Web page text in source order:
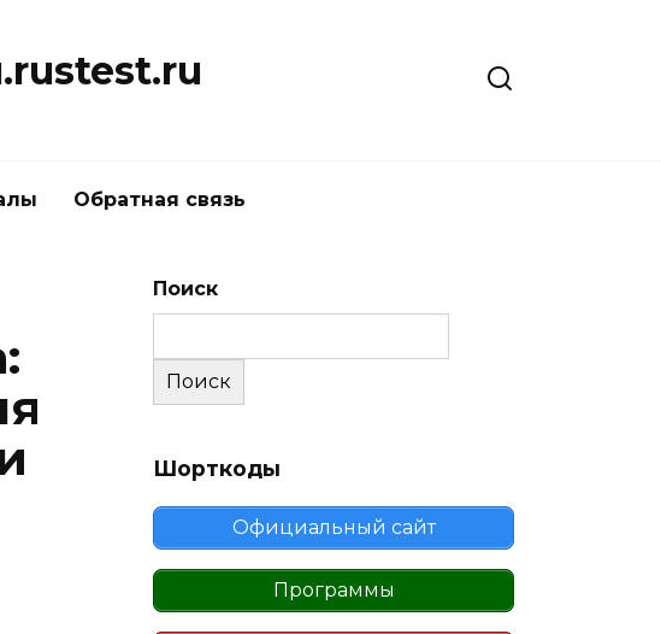
Обратная связь
Поиск
Поиск
Шорткоды
Официальный сайт
Программы